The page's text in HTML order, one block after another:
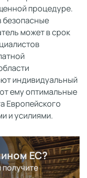
процедуре.
безопасные
может в срок
индивидуальный
ему оптимальные
Европейского
и усилиями.
ЕС?